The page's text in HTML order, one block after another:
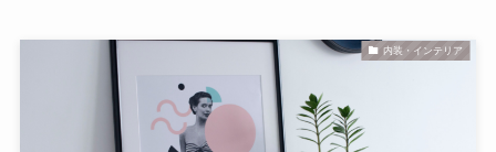
内装・インテリア